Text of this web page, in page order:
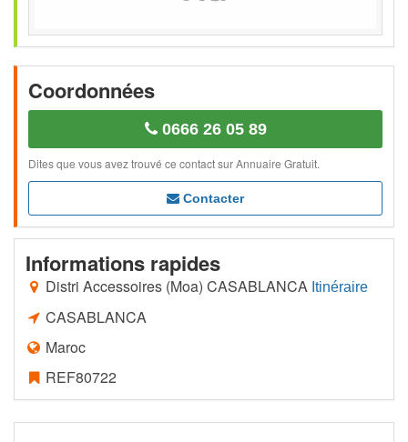
Coordonnées
0666 26 05 89
Dites que vous avez trouvé ce contact sur Annuaire Gratuit.
Contacter
Informations rapides
Distri Accessoires (Moa) CASABLANCA Itinéraire
CASABLANCA
Maroc
REF80722